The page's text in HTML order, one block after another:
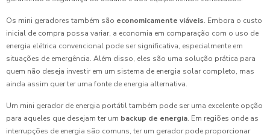
Os mini geradores também são economicamente viáveis. Embora o custo
inicial de compra possa variar, a economia em comparação com o uso de
energia elétrica convencional pode ser significativa, especialmente em
situações de emergência. Além disso, eles são uma solução prática para
quem não deseja investir em um sistema de energia solar completo, mas
ainda assim quer ter uma fonte de energia alternativa.
Um mini gerador de energia portátil também pode ser uma excelente opção
para aqueles que desejam ter um backup de energia. Em regiões onde as
interrupções de energia são comuns, ter um gerador pode proporcionar